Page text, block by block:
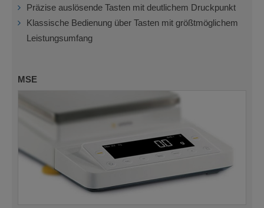
Präzise auslösende Tasten mit deutlichem Druckpunkt
Klassische Bedienung über Tasten mit größtmöglichem
Leistungsumfang
MSE